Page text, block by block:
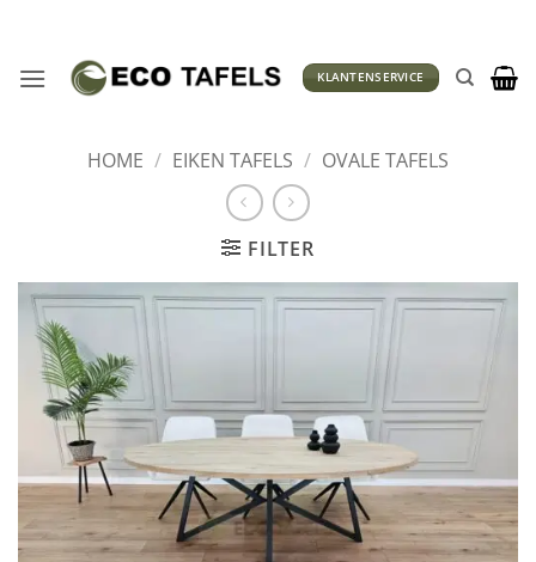
inhoud
KLANTENSERVICE
HOME / EIKEN TAFELS / OVALE TAFELS
FILTER